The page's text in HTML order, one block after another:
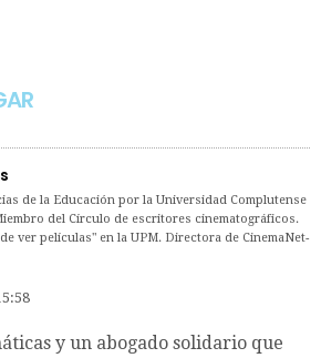
de la Educación por la Universidad Complutense
del Círculo de escritores cinematográficos.
ver películas" en la UPM. Directora de CinemaNet-
y un abogado solidario que